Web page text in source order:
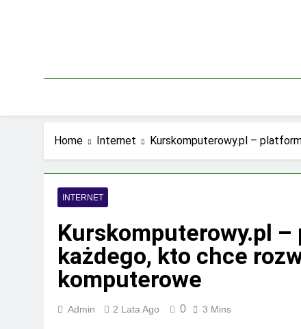
Home Internet Kurskomputerowy.pl –
INTERNET
Kurskomputerowy.pl
każdego, kto chce
komputerowe
Admin 2 Lata Ago 0 3 Mins